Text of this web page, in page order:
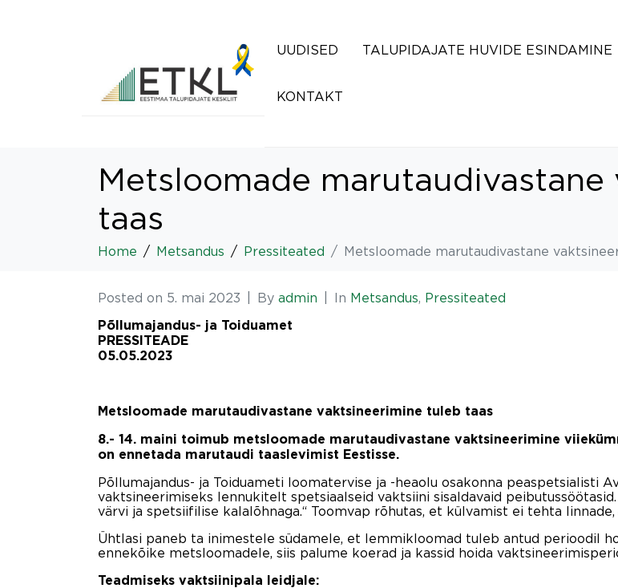
UUDISED TALUPIDAJATE HUVIDE ESINDAMINE
KONTAKT
Metsloomade
taas
Home Metsandus Pressiteated Metsloomade marutaudivastane
Posted on 5. mai 2023 By admin In Metsandus, Pressiteated
Põllumajandus- ja Toiduamet
PRESSITEADE
05.05.2023
Metsloomade marutaudivastane vaktsineerimine tuleb taas
8.- 14. maini toimub metsloomade marutaudivastane vaktsineerimine
on ennetada marutaudi taaslevimist Eestisse.
Põllumajandus- ja Toiduameti loomatervise ja -heaolu osakonna peaspetsialisti
vaktsineerimiseks lennukitelt spetsiaalseid vaktsiini sisaldavaid
värvi ja spetsiifilise kalalõhnaga.“ Toomvap rõhutas, et külvamist ei tehta
Ühtlasi paneb ta inimestele südamele, et lemmikloomad tuleb antud perioodil
ennekõike metsloomadele, siis palume koerad ja kassid hoida
Teadmiseks vaktsiinipala leidjale: